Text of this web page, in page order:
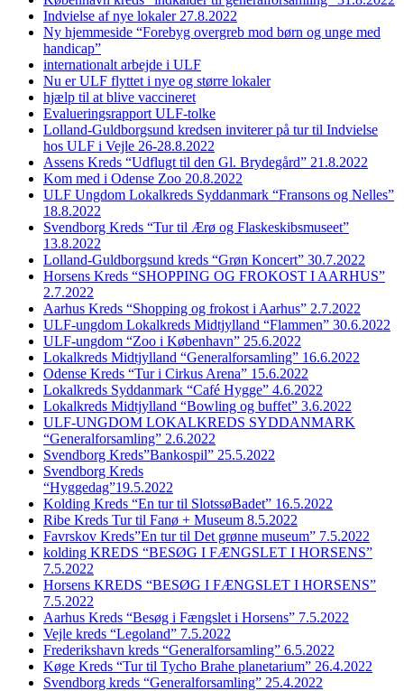
Indvielse af nye lokaler 27.8.2022
Ny hjemmeside “Forebyg overgreb mod børn og unge med
handicap”
internationalt arbejde i ULF
Nu er ULF flyttet i nye og større lokaler
hjælp til at blive vaccineret
Evalueringsrapport ULF-tolke
Lolland-Guldborgsund kredsen inviterer på tur til Indvielse
hos ULF i Vejle 26-28.8.2022
Assens Kreds “Udflugt til den Gl. Brydegård” 21.8.2022
Kom med i Odense Zoo 20.8.2022
ULF Ungdom Lokalkreds Syddanmark “Fransons og Nelles”
18.8.2022
Svendborg Kreds “Tur til Ærø og Flaskeskibsmuseet”
13.8.2022
Lolland-Guldborgsund kreds “Grøn Koncert” 30.7.2022
Horsens Kreds “SHOPPING OG FROKOST I AARHUS”
2.7.2022
Aarhus Kreds “Shopping og frokost i Aarhus” 2.7.2022
ULF-ungdom Lokalkreds Midtjylland “Flammen” 30.6.2022
ULF-ungdom “Zoo i København” 25.6.2022
Lokalkreds Midtjylland “Generalforsamling” 16.6.2022
Odense Kreds “Tur i Cirkus Arena” 15.6.2022
Lokalkreds Syddanmark “Café Hygge” 4.6.2022
Lokalkreds Midtjylland “Bowling og buffet” 3.6.2022
ULF-UNGDOM LOKALKREDS SYDDANMARK
“Generalforsamling” 2.6.2022
Svendborg Kreds”Bankospil” 25.5.2022
Svendborg Kreds
“Hyggedag”19.5.2022
Kolding Kreds “En tur til SlotssøBadet” 16.5.2022
Ribe Kreds Tur til Fanø + Museum 8.5.2022
Favrskov Kreds”En tur til Det grønne museum” 7.5.2022
kolding KREDS “BESØG I FÆNGSLET I HORSENS”
7.5.2022
Horsens KREDS “BESØG I FÆNGSLET I HORSENS”
7.5.2022
Aarhus Kreds “Besøg i Fængslet i Horsens” 7.5.2022
Vejle kreds “Legoland” 7.5.2022
Frederikshavn kreds “Generalforsamling” 6.5.2022
Køge Kreds “Tur til Tycho Brahe planetarium” 26.4.2022
Svendborg kreds “Generalforsamling” 25.4.2022